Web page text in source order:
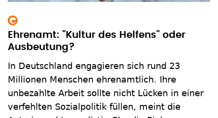
Ehrenamt: "Kultur des Helfens" oder
Ausbeutung?
In Deutschland engagieren sich rund 23
Millionen Menschen ehrenamtlich. Ihre
unbezahlte Arbeit sollte nicht Lücken in einer
verfehlten Sozialpolitik füllen, meint die